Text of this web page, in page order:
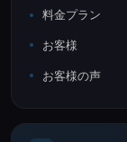
料金プラン
お客様
お客様の声